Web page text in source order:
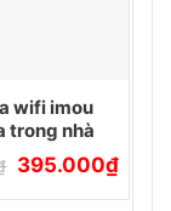
wifi imou
trong nhà
Giá
gốc
là:
395.000₫Giá
hiện
tại